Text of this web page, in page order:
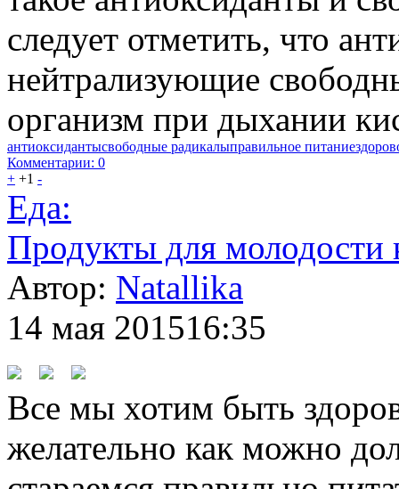
следует отметить, что
нейтрализующие
организм при дыхании
антиоксидантысвободные радикалыправильное питание
Комментарии: 0
+ +1 -
Еда:
Продукты для молодости
Автор: Natallika
14 мая 201516:35
Все мы хотим быть
желательно как можно